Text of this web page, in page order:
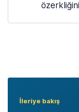
İleriye bakış